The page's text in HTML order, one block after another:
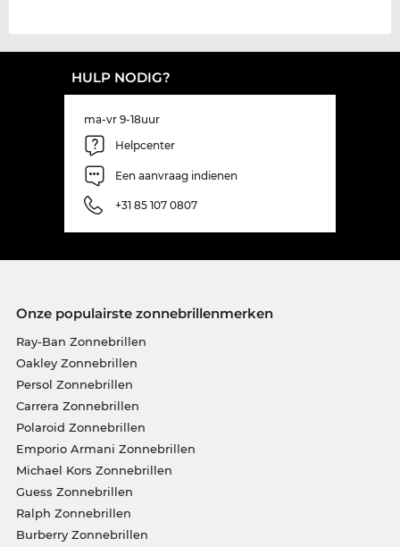
HULP NODIG?
ma-vr 9-18uur
Helpcenter
Een aanvraag indienen
+31 85 107 0807
Onze populairste zonnebrillenmerken
Ray-Ban Zonnebrillen
Oakley Zonnebrillen
Persol Zonnebrillen
Carrera Zonnebrillen
Polaroid Zonnebrillen
Emporio Armani Zonnebrillen
Michael Kors Zonnebrillen
Guess Zonnebrillen
Ralph Zonnebrillen
Burberry Zonnebrillen